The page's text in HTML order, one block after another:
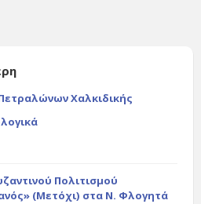
Χαλκιδικής
Πολιτισμού
(Μετόχι) στα Ν. Φλογητά